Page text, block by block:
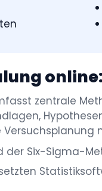
zentrale
Six-Sigma-